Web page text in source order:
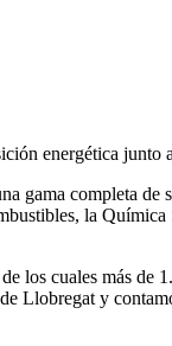
energética junto
gama completa de
la
los cuales más de
Llobregat y